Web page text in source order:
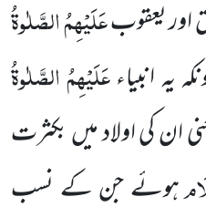
اور یعقوبعَلَیْہِمُ الصَّلٰوۃُ
یہ انبیاءعَلَیْہِمُ الصَّلٰوۃُ
کی اولاد میں بکثرت
ہوئے جن کے نسب